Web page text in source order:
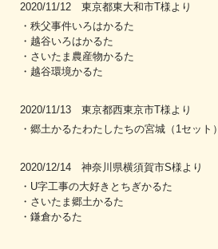
2020/11/12 東京都東大和市T様より
・秩父事件いろはかるた
・越谷いろはかるた
・さいたま農産物かるた
・越谷環境かるた
2020/11/13 東京都西東京市T様より
・郷土かるたわたしたちの宮城（1セット）
2020/12/14 神奈川県横須賀市S様より
・U字工事の大好きとちぎかるた
・さいたま郷土かるた
・鎌倉かるた